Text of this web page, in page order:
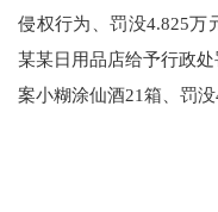
侵权行为、罚没4.825万
某某日用品店给予行政
案小糊涂仙酒21箱、罚